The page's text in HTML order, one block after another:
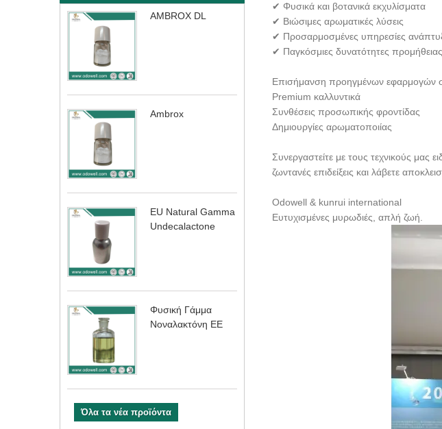
AMBROX DL
Ambrox
EU Natural Gamma
Undecalactone
Φυσική Γάμμα
Νοναλακτόνη ΕΕ
Όλα τα νέα προϊόντα
✔ Φυσικά και βοτανικά εκχυλίσματα
✔ Βιώσιμες αρωματικές λύσεις
✔ Προσαρμοσμένες υπηρεσίες
✔ Παγκόσμιες δυνατότητες προμήθειας
Επισήμανση προηγμένων εφαρμογών
Premium καλλυντικά
Συνθέσεις προσωπικής φροντίδας
Δημιουργίες αρωματοποιίας
Συνεργαστείτε με τους τεχνικούς μας
ζωντανές επιδείξεις και λάβετε
Odowell & kunrui international
Ευτυχισμένες μυρωδιές, απλή ζωή.